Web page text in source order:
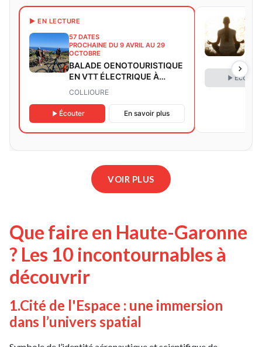
▶ EN LECTURE
57 DATES
PROCHAINE DU 9 AVRIL AU 29
OCTOBRE
BALADE OENOTOURISTIQUE
EN VTT ÉLECTRIQUE À
COLLIOURE
COLLIOURE
Écouter En savoir plus
14
Écouter
VOIR PLUS
Que faire en Haute-Garonne
? Les 10 incontournables à
découvrir
1.Cité de l'Espace : une immersion
dans l’univers spatial